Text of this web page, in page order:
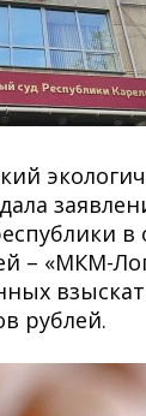
– «МКМ-
рублей.